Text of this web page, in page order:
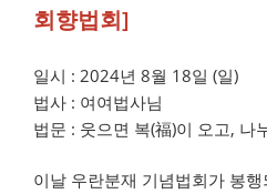
회향법회]
일시 : 2024년 8월 18일 (일)
법사 : 여여법사님
법문 : 웃으면 복(福)이 오고, 나
이날 우란분재 기념법회가 봉